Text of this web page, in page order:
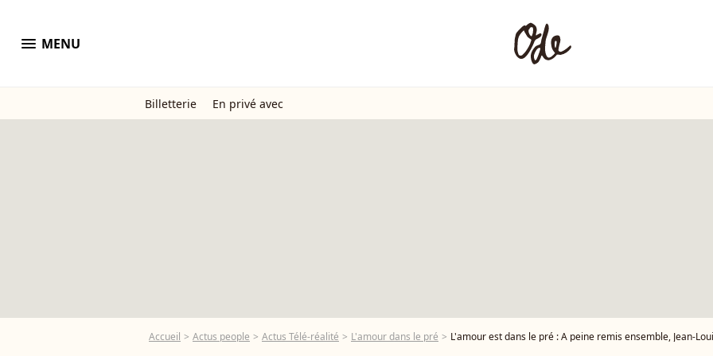
menu MENU
Billetterie En privé avec
Accueil Actus people Actus Télé-réalité L'amour dans le pré L'amour est dans le pré : A peine remis ensemble, Jean-Louis et Isabelle se séparent